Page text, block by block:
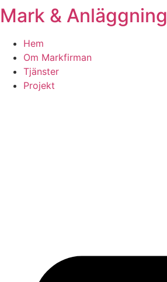
Skip
to
content
Mark & Anläggning
Hem
Om Markfirman
Tjänster
Projekt